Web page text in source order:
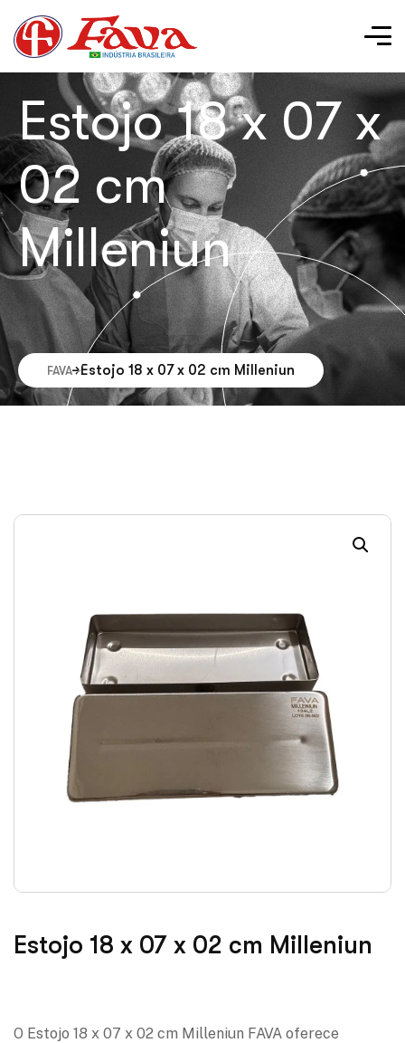
Estojo 18 x 07 x
02 cm
Milleniun
FAVA Estojo 18 x 07 x 02 cm Milleniun
Estojo 18 x 07 x 02 cm Milleniun
O Estojo 18 x 07 x 02 cm Milleniun FAVA oferece